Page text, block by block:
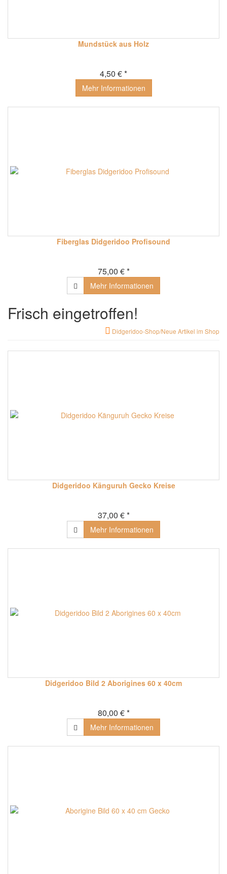
Mundstück aus Holz
4,50 € *
Mehr Informationen
Fiberglas Didgeridoo Profisound
75,00 € *
Mehr Informationen
Frisch eingetroffen!
Didgeridoo-Shop/Neue Artikel im Shop
Didgeridoo Känguruh Gecko Kreise
37,00 € *
Mehr Informationen
Didgeridoo Bild 2 Aborigines 60 x 40cm
80,00 € *
Mehr Informationen